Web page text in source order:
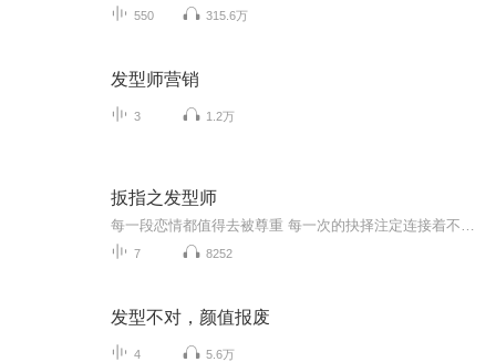
550 315.6万
发型师营销
3 1.2万
扳指之发型师
7 8252
发型不对，颜值报废
4 5.6万